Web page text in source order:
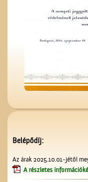
Belépődíj:
Az árak 2025.10.01-jétől
A részletes